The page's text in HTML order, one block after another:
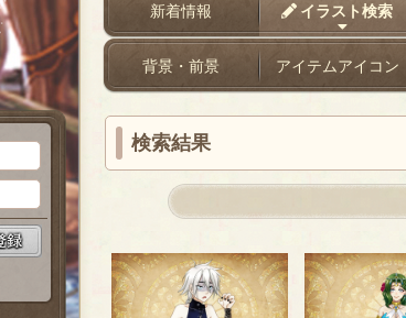
新着情報 イラスト検索
背景・前景 アイテムアイコン
検索結果